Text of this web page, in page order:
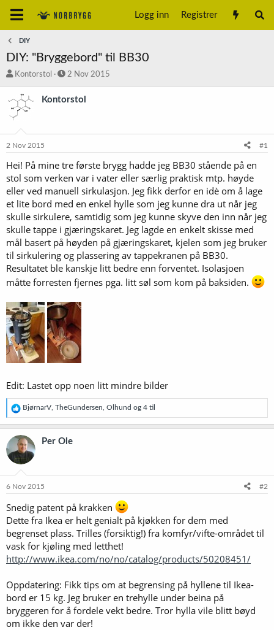
Logg inn Registrer
DIY
DIY: "Bryggebord" til BB30
T
d
s
t
r
Kontorstol
S
a
o
2 Nov 2015
Kontorstol
2 Nov 2015 #1
Hei! På mine tre første brygg hadde jeg BB30 stående på en
stol som verken var i vater eller særlig praktisk mtp. høyde
eller ved manuell sirkulasjon. Jeg fikk derfor en idè om å lage
et lite bord med en enkel hylle som jeg kunne dra ut når jeg
skulle sirkulere, samtidig som jeg kunne skyve den inn når jeg
skulle tappe i gjæringskaret. Jeg lagde en enkelt skisse med
mål basert på høyden på gjæringskaret, kjelen som jeg bruker
til sirkulering og plassering av tappekranen på BB30.
Resultatet ble kanskje litt bedre enn forventet. Isolasjoen
måtte forresten fjernes pga. litt søl som kom på baksiden.
Edit: Lastet opp noen litt mindre bilder
R
e
a
k
s
j
o
e
:
BjørnarV TheGundersen Olhund og 4 til
Per Ole
6 Nov 2015 #2
Snedig patent på krakken
Dette fra Ikea er helt genialt på kjøkken for dem med
begrenset plass. Trilles (forsiktig!) fra komfyr/vifte-området til
vask for kjøling med letthet!
http://www.ikea.com/no/no/catalog/products/50208451/
Oppdatering: Fikk tips om at begrensing på hyllene til Ikea-
bord er 15 kg. Jeg bruker en trehylle under beina på
bryggeren for å fordele vekt bedre. Tror hylla vile blitt bøyd
om ikke den var der!